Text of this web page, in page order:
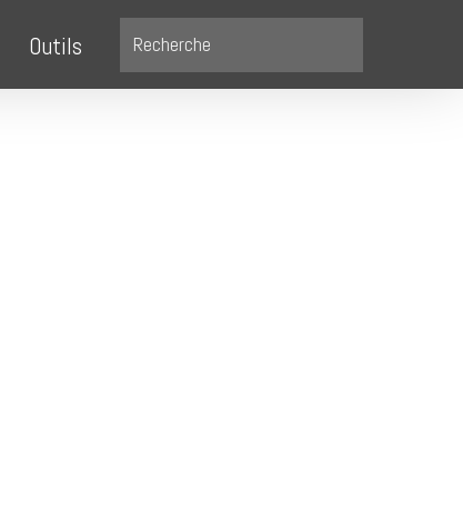
Outils